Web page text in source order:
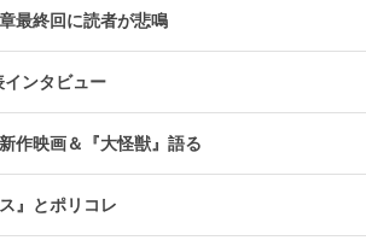
最終回に読者が悲鳴
ンタビュー
作映画＆『大怪獣』語る
』とポリコレ